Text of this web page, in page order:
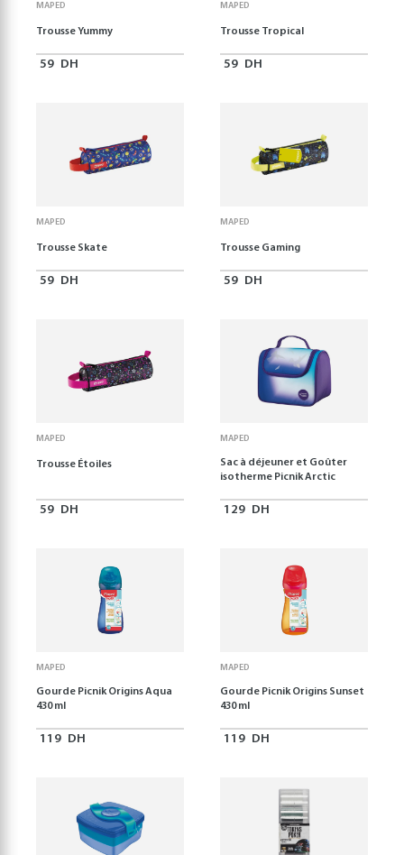
MAPED
Trousse Yummy
59 DH
MAPED
Trousse Tropical
59 DH
MAPED
Trousse Skate
59 DH
MAPED
Trousse Gaming
59 DH
MAPED
Trousse Étoiles
59 DH
MAPED
Sac à déjeuner et Goûter
isotherme Picnik Arctic
129 DH
MAPED
Gourde Picnik Origins Aqua
430 ml
119 DH
MAPED
Gourde Picnik Origins Sunset
430 ml
119 DH